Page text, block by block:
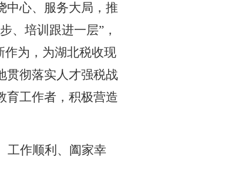
中心、服务大局，推
、培训跟进一层”，
作为，为湖北税收现
贯彻落实人才强税战
育工作者，积极营造
工作顺利、阖家幸